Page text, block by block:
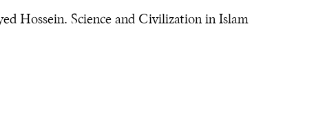
Hossein. Science and Civilization in Islam